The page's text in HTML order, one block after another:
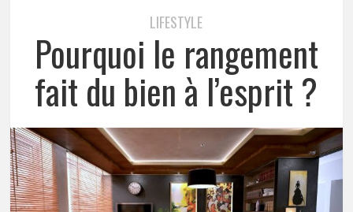
LIFESTYLE
Pourquoi le rangement
fait du bien à l’esprit ?